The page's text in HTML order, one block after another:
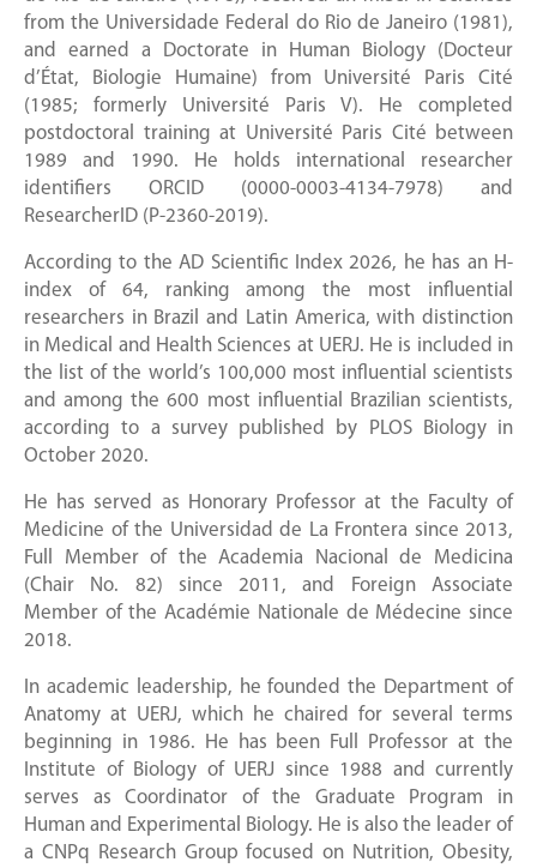
from the Universidade Federal do Rio de Janeiro (1981),
and earned a Doctorate in Human Biology (Docteur
d’État, Biologie Humaine) from Université Paris Cité
(1985; formerly Université Paris V). He completed
postdoctoral training at Université Paris Cité between
1989 and 1990. He holds international researcher
identifiers ORCID (0000-0003-4134-7978) and
ResearcherID (P-2360-2019).
According to the AD Scientific Index 2026, he has an H-
index of 64, ranking among the most influential
researchers in Brazil and Latin America, with distinction
in Medical and Health Sciences at UERJ. He is included in
the list of the world’s 100,000 most influential scientists
and among the 600 most influential Brazilian scientists,
according to a survey published by PLOS Biology in
October 2020.
He has served as Honorary Professor at the Faculty of
Medicine of the Universidad de La Frontera since 2013,
Full Member of the Academia Nacional de Medicina
(Chair No. 82) since 2011, and Foreign Associate
Member of the Académie Nationale de Médecine since
2018.
In academic leadership, he founded the Department of
Anatomy at UERJ, which he chaired for several terms
beginning in 1986. He has been Full Professor at the
Institute of Biology of UERJ since 1988 and currently
serves as Coordinator of the Graduate Program in
Human and Experimental Biology. He is also the leader of
a CNPq Research Group focused on Nutrition, Obesity,